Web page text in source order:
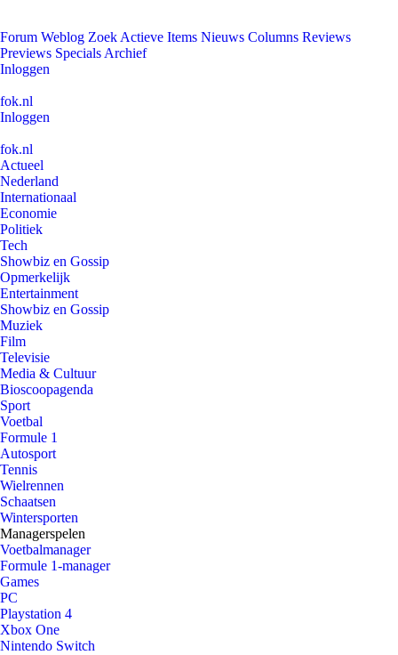
Forum Weblog Zoek Actieve Items Nieuws Columns Reviews
Previews Specials Archief
Inloggen
fok.nl
Inloggen
fok.nl
Actueel
Nederland
Internationaal
Economie
Politiek
Tech
Showbiz en Gossip
Opmerkelijk
Entertainment
Showbiz en Gossip
Muziek
Film
Televisie
Media & Cultuur
Bioscoopagenda
Sport
Voetbal
Formule 1
Autosport
Tennis
Wielrennen
Schaatsen
Wintersporten
Managerspelen
Voetbalmanager
Formule 1-manager
Games
PC
Playstation 4
Xbox One
Nintendo Switch